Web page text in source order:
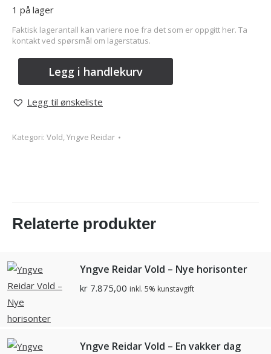
1 på lager
Faktisk lagerantall kan variere noe fra det som er oppgitt her. Ta
kontakt ved spørsmål om lagerstatus.
Legg i handlekurv
Legg til ønskeliste
Kategori: Vold, Yngve Reidar
Relaterte produkter
Yngve Reidar Vold – Nye horisonter
kr 7.875,00 inkl. 5% kunstavgift
Yngve Reidar Vold – En vakker dag